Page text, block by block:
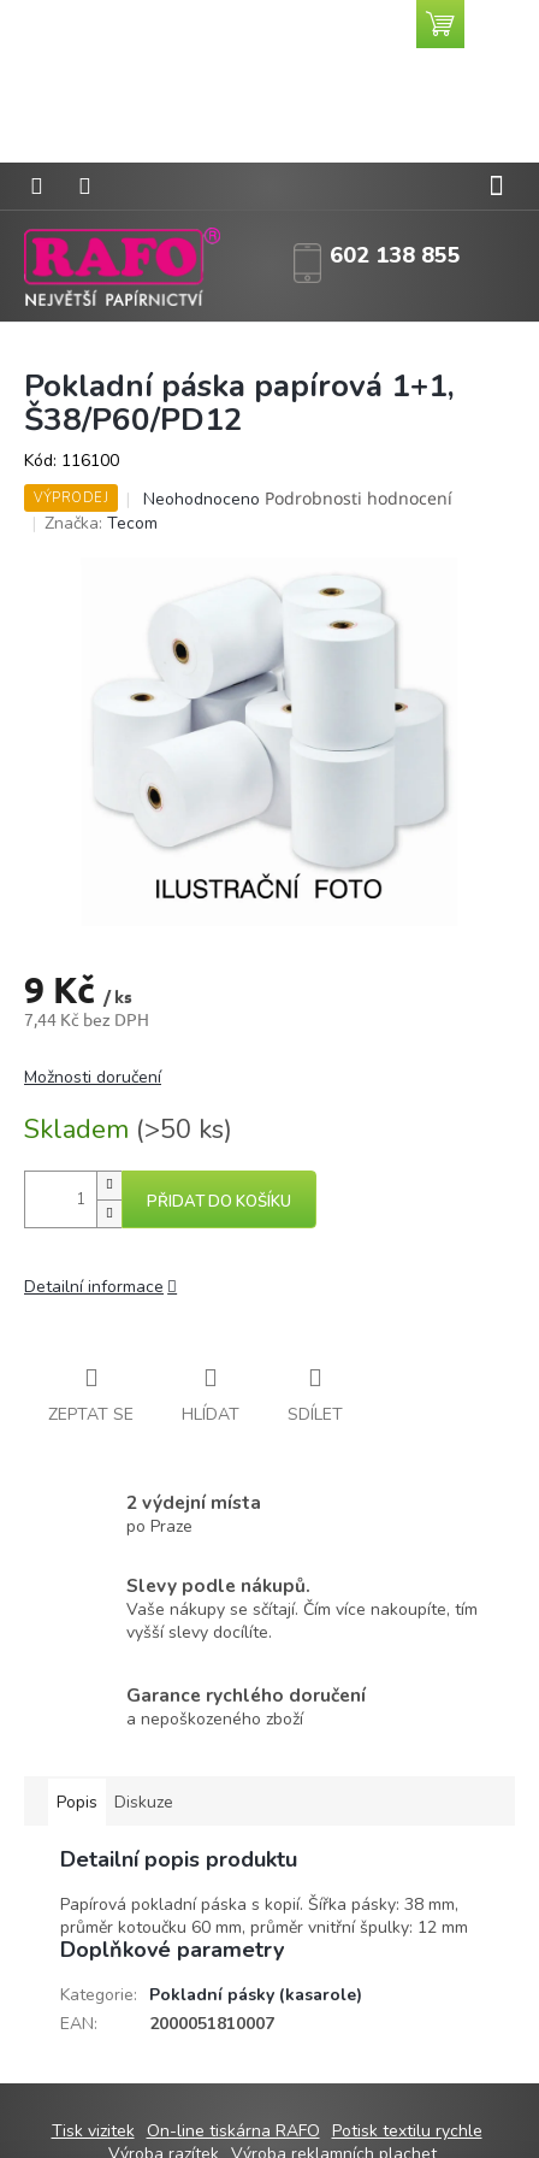
602 138 855
Nákupní
košík
Pokladní páska papírová 1+1,
Š38/P60/PD12
Kód: 116100
VÝPRODEJ
Průměrné
hodnocení
hvězdiček.
Neohodnoceno Podrobnosti hodnocení
Značka: Tecom
9 Kč / ks
7,44 Kč bez DPH
cena:
Skladem (>50 ks)
Možnosti doručení
PŘIDAT DO KOŠÍKU
Detailní informace
ZEPTAT SE HLÍDAT SDÍLET
2 výdejní místa
po Praze
Slevy podle nákupů.
Vaše nákupy se sčítají. Čím více nakoupíte, tím
vyšší slevy docílíte.
Garance rychlého doručení
a nepoškozeného zboží
Popis Diskuze
Detailní popis produktu
Papírová pokladní páska s kopií. Šířka pásky: 38 mm,
průměr kotoučku 60 mm, průměr vnitřní špulky: 12 mm
Doplňkové parametry
Kategorie:
Pokladní pásky (kasarole)
EAN: 2000051810007
Tisk vizitek On-line tiskárna RAFO Potisk textilu rychle
Výroba razítek Výroba reklamních plachet